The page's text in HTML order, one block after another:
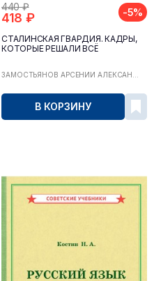
440 ₽
418 ₽ -5%
СТАЛИНСКАЯ ГВАРДИЯ. КАДРЫ,
КОТОРЫЕ РЕШАЛИ ВСЁ
ЗАМОСТЬЯНОВ АРСЕНИЙ АЛЕКСАН...
В КОРЗИНУ